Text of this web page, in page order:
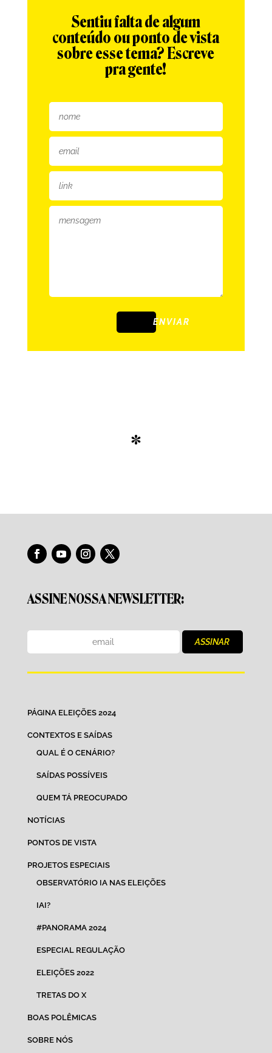
Sentiu falta de algum
conteúdo ou ponto de vista
sobre esse tema? Escreve
pra gente!
ENVIAR
*
ASSINE NOSSA NEWSLETTER:
PÁGINA ELEIÇÕES 2024
CONTEXTOS E SAÍDAS
QUAL É O CENÁRIO?
SAÍDAS POSSÍVEIS
QUEM TÁ PREOCUPADO
NOTÍCIAS
PONTOS DE VISTA
PROJETOS ESPECIAIS
OBSERVATÓRIO IA NAS ELEIÇÕES
IAI?
#PANORAMA 2024
ESPECIAL REGULAÇÃO
ELEIÇÕES 2022
TRETAS DO X
BOAS POLÊMICAS
SOBRE NÓS